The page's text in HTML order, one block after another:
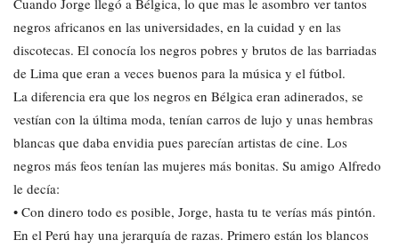
Cuando Jorge llegó a Bélgica, lo que mas le asombro ver tantos
negros africanos en las universidades, en la cuidad y en las
discotecas. El conocía los negros pobres y brutos de las barriadas
de Lima que eran a veces buenos para la música y el fútbol.
La diferencia era que los negros en Bélgica eran adinerados, se
vestían con la última moda, tenían carros de lujo y unas hembras
blancas que daba envidia pues parecían artistas de cine. Los
negros más feos tenían las mujeres más bonitas. Su amigo Alfredo
le decía:
• Con dinero todo es posible, Jorge, hasta tu te verías más pintón.
En el Perú hay una jerarquía de razas. Primero están los blancos